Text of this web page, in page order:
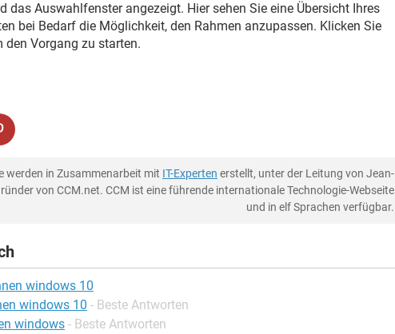
das Auswahlfenster angezeigt. Hier sehen Sie eine Übersicht Ihres
bei Bedarf die Möglichkeit, den Rahmen anzupassen. Klicken Sie
den Vorgang zu starten.
werden in Zusammenarbeit mit IT-Experten erstellt, unter der Leitung von Jean-
von CCM.net. CCM ist eine führende internationale Technologie-Webseite
und in elf Sprachen verfügbar.
windows 10
windows 10 - Beste Antworten
windows - Beste Antworten